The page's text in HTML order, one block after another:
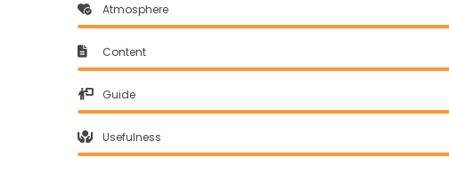
Atmosphere
Content
Guide
Usefulness